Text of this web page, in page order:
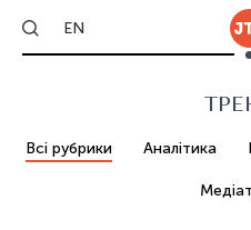
EN
Всі рубрики Аналітика